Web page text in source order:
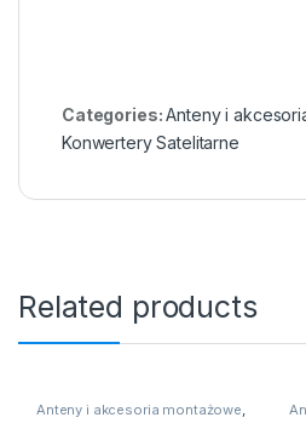
Categories:Anteny i
Konwertery Satelitarne
Related products
Anteny i akcesoria montażowe,